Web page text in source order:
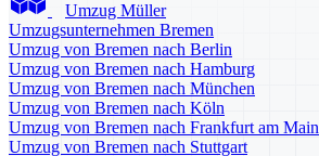
Umzug Müller
Umzugsunternehmen Bremen
Umzug von Bremen nach Berlin
Umzug von Bremen nach Hamburg
Umzug von Bremen nach München
Umzug von Bremen nach Köln
Umzug von Bremen nach Frankfurt am Main
Umzug von Bremen nach Stuttgart